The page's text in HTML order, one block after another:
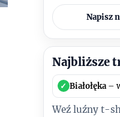
Napisz
Najbliższe
✓ Białołęka–
Weź luźny t-